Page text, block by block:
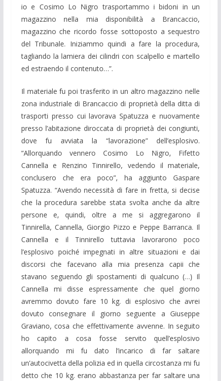
io e Cosimo Lo Nigro trasportammo i bidoni in un
magazzino nella mia disponibilità a Brancaccio,
magazzino che ricordo fosse sottoposto a sequestro
del Tribunale. Iniziammo quindi a fare la procedura,
tagliando la lamiera dei cilindri con scalpello e martello
ed estraendo il contenuto…”.
Il materiale fu poi trasferito in un altro magazzino nelle
zona industriale di Brancaccio di proprietà della ditta di
trasporti presso cui lavorava Spatuzza e nuovamente
presso l’abitazione diroccata di proprietà dei congiunti,
dove fu avviata la “lavorazione” dell’esplosivo.
“Allorquando vennero Cosimo Lo Nigro, Fifetto
Cannella e Renzino Tinnirello, vedendo il materiale,
conclusero che era poco”, ha aggiunto Gaspare
Spatuzza. “Avendo necessità di fare in fretta, si decise
che la procedura sarebbe stata svolta anche da altre
persone e, quindi, oltre a me si aggregarono il
Tinnirella, Cannella, Giorgio Pizzo e Peppe Barranca. Il
Cannella e il Tinnirello tuttavia lavorarono poco
l’esplosivo poiché impegnati in altre situazioni e dai
discorsi che facevano alla mia presenza capii che
stavano seguendo gli spostamenti di qualcuno (…) Il
Cannella mi disse espressamente che quel giorno
avremmo dovuto fare 10 kg. di esplosivo che avrei
dovuto consegnare il giorno seguente a Giuseppe
Graviano, cosa che effettivamente avvenne. In seguito
ho capito a cosa fosse servito quell’esplosivo
allorquando mi fu dato l’incarico di far saltare
un’autocivetta della polizia ed in quella circostanza mi fu
detto che 10 kg. erano abbastanza per far saltare una